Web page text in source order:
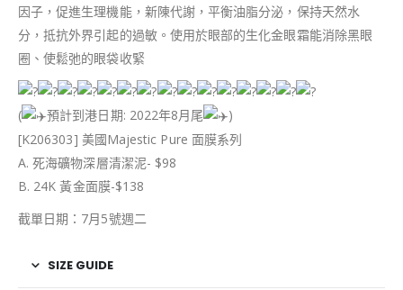
因子，促進生理機能，新陳代謝，平衡油脂分泌，保持天然水
分，抵抗外界引起的過敏。使用於眼部的生化金眼霜能消除黑眼
圈、使鬆弛的眼袋收緊
( 預計到港日期: 2022年8月尾
)
[K206303] 美國Majestic Pure 面膜系列
A. 死海礦物深層清潔泥- $98
B. 24K 黃金面膜-$138
截單日期：7月5號週二
SIZE GUIDE